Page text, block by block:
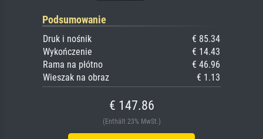
Podsumowanie
Druk i nośnik
€ 85.34
Wykończenie
€ 14.43
Rama na płótno
€ 46.96
Wieszak na obraz
€ 1.13
€ 147.86
(Enthält 23% MwSt.)